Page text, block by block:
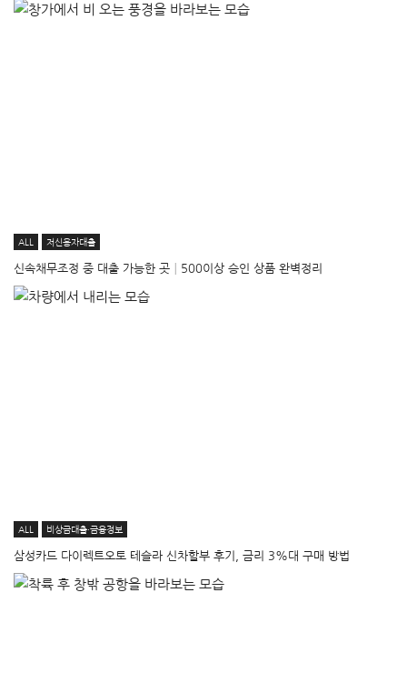
ALL 저신용자대출
신속채무조정 중 대출 가능한 곳│500이상 승인 상품 완벽정리
ALL 비상금대출·금융정보
삼성카드 다이렉트오토 테슬라 신차할부 후기, 금리 3%대 구매 방법